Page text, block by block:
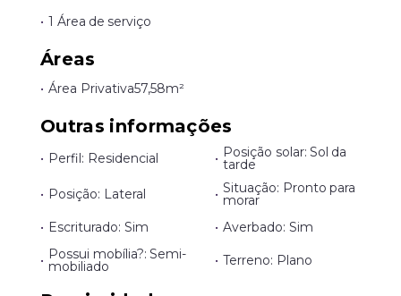
• 1 Área de serviço
Áreas
• Área Privativa57,58m²
Outras informações
• Perfil: Residencial • Posição solar: Sol da
tarde
• Posição: Lateral • Situação: Pronto para
morar
• Escriturado: Sim • Averbado: Sim
• Possui mobília?: Semi-
mobiliado • Terreno: Plano